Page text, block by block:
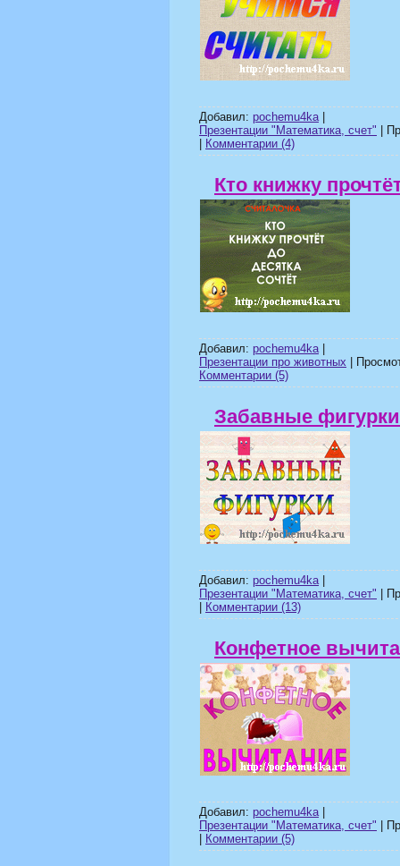
Добавил: pochemu4ka|
Презентации "Математика, счет" |
Комментарии (4)
Кто книжку
Добавил: pochemu4ka|
Презентации про животных |
Комментарии (5)
Забавные фигурки
Добавил: pochemu4ka|
Презентации "Математика, счет" |
Комментарии (13)
Конфетное
Добавил: pochemu4ka|
Презентации "Математика, счет" |
Комментарии (5)